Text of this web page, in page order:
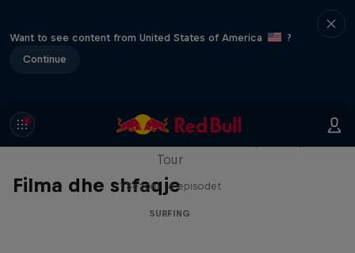
Want to see content from United States of America
?
Continue
Filma dhe shfaqje
WSL Replay
Tour
1 Sezoni · 6 episodet
SURFING